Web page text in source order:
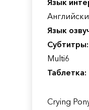
Язык
Язык
Субтитры:
Multi6
Таблетка:
Crying